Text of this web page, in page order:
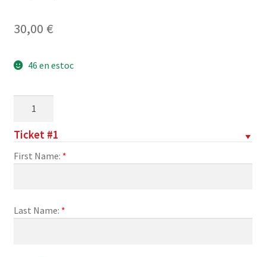
30,00 €
46 en estoc
Dinar
Diada
Catalunya
2026
Ticket #1
First Name: *
Last Name: *